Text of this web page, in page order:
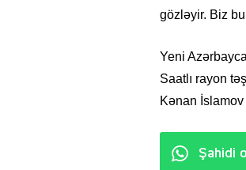
gözləyir. Biz
Yeni
Saatlı rayon
Kənan İslamov
Şahidi